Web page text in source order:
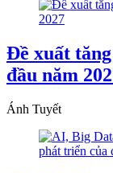
Đề xuất
đầu năm
Ánh Tuyết